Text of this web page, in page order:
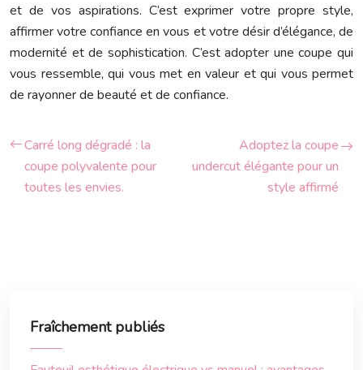
et de vos aspirations. C’est exprimer votre propre style,
affirmer votre confiance en vous et votre désir d’élégance, de
modernité et de sophistication. C’est adopter une coupe qui
vous ressemble, qui vous met en valeur et qui vous permet
de rayonner de beauté et de confiance.
Carré long dégradé : la
coupe polyvalente pour
toutes les envies.
Adoptez la coupe
undercut élégante pour un
style affirmé
Fraîchement publiés